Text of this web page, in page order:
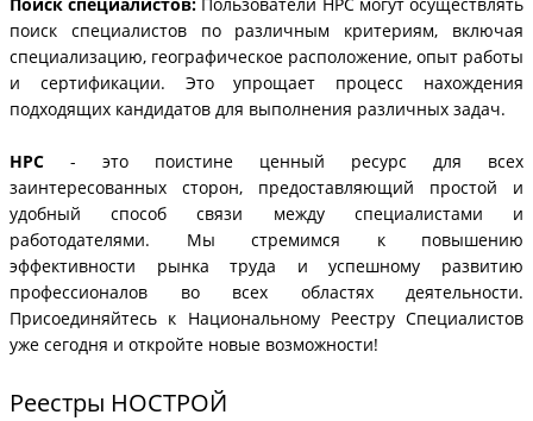
Поиск специалистов: Пользователи НРС могут осуществлять
поиск специалистов по различным критериям, включая
специализацию, географическое расположение, опыт работы
и сертификации. Это упрощает процесс нахождения
подходящих кандидатов для выполнения различных задач.
НРС - это поистине ценный ресурс для всех
заинтересованных сторон, предоставляющий простой и
удобный способ связи между специалистами и
работодателями. Мы стремимся к повышению
эффективности рынка труда и успешному развитию
профессионалов во всех областях деятельности.
Присоединяйтесь к Национальному Реестру Специалистов
уже сегодня и откройте новые возможности!
Реестры НОСТРОЙ